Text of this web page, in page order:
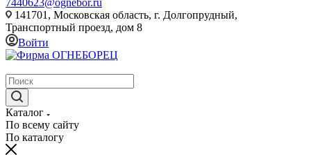
7440623@ognebor.ru
141701, Московская область, г. Долгопрудный,
Транспортный проезд, дом 8
Войти
Каталог
По всему сайту
По каталогу